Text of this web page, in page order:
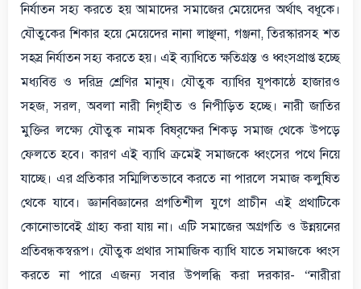
নির্যাতন সহ্য করতে হয় আমাদের সমাজের মেয়েদের অর্থাৎ বধূকে।
যৌতুকের শিকার হয়ে মেয়েদের নানা লাঞ্ছনা, গঞ্জনা, তিরস্কারসহ শত
সহস্র নির্যাতন সহ্য করতে হয়। এই ব্যাধিতে ক্ষতিগ্রস্ত ও ধ্বংসপ্রাপ্ত হচ্ছে
মধ্যবিত্ত ও দরিদ্র শ্রেণির মানুষ। যৌতুক ব্যাধির যূপকাষ্ঠে হাজারও
সহজ, সরল, অবলা নারী নিগৃহীত ও নিপীড়িত হচ্ছে। নারী জাতির
মুক্তির লক্ষ্যে যৌতুক নামক বিষবৃক্ষের শিকড় সমাজ থেকে উপড়ে
ফেলতে হবে। কারণ এই ব্যাধি ক্রমেই সমাজকে ধ্বংসের পথে নিয়ে
যাচ্ছে। এর প্রতিকার সম্মিলিতভাবে করতে না পারলে সমাজ কলুষিত
থেকে যাবে। জ্ঞানবিজ্ঞানের প্রগতিশীল যুগে প্রাচীন এই প্রথাটিকে
কোনোভাবেই গ্রাহ্য করা যায় না। এটি সমাজের অগ্রগতি ও উন্নয়নের
প্রতিবন্ধকস্বরূপ। যৌতুক প্রথার সামাজিক ব্যাধি যাতে সমাজকে ধ্বংস
করতে না পারে এজন্য সবার উপলব্ধি করা দরকার- “নারীরা